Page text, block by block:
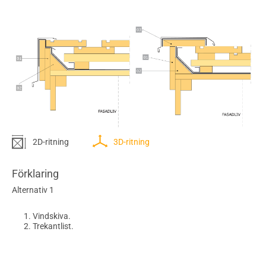
2D-ritning 3D-ritning
Förklaring
Alternativ 1
Vindskiva.
Trekantlist.